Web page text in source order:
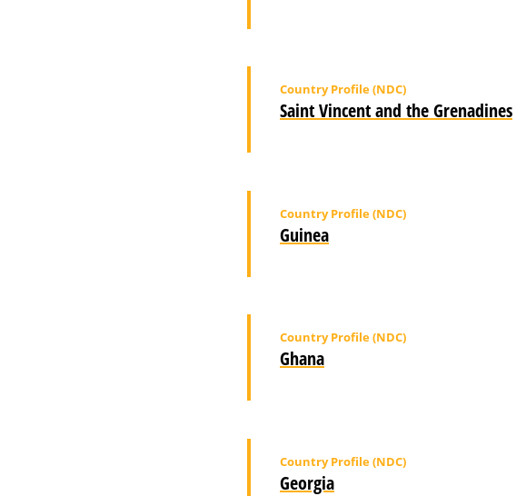
Saint Vincent and the Grenadines
Country Profile (NDC)
Guinea
Country Profile (NDC)
Ghana
Country Profile (NDC)
Georgia
Country Profile (NDC)